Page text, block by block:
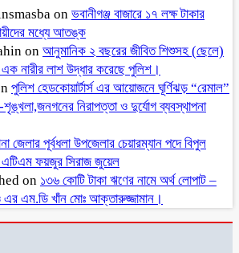
on ভবানীগঞ্জ বাজারে ১৭ লক্ষ টাকার
মধ্যে আতঙ্ক
on আনুমানিক ২ বছরের জীবিত শিশুসহ (ছেলে)
নারীর লাশ উদ্ধার করেছে পুলিশ।
পুলিশ হেডকোয়ার্টার্স এর আয়োজনে ঘূর্ণিঝড় “রেমাল”
শৃঙ্খলা,জনগনের নিরাপত্তা ও দুর্যোগ ব্যবস্থাপনা
জেলার পূর্বধলা উপজেলার চেয়ারম্যান পদে বিপুল
ফয়জুর সিরাজ জুয়েল
on ১৩৬ কোটি টাকা ঋণের নামে অর্থ লোপাট –
এম.ডি খাঁন মোঃ আক্তারুজ্জামান।